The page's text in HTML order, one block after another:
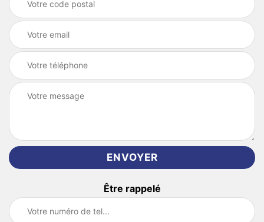
Être rappelé